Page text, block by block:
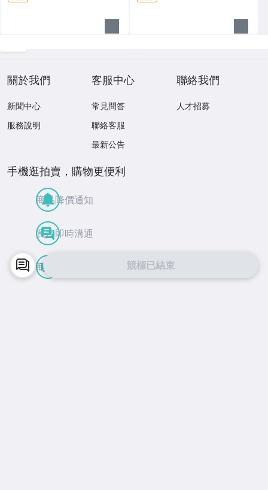
競標已結束
關於我們
新聞中心
服務說明
客服中心
常見問答
聯絡客服
最新公告
聯絡我們
人才招募
手機逛拍賣，購物更便利
商品降價通知
買賣即時溝通
商品到貨動態